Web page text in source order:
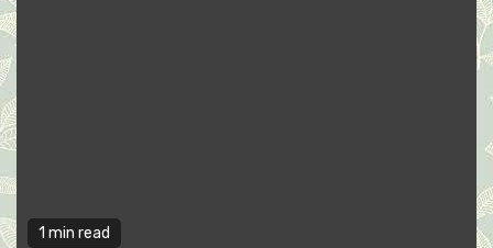
1 min read